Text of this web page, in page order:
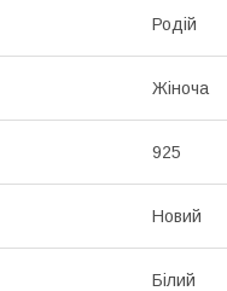
Родій
Жіноча
925
Новий
Білий